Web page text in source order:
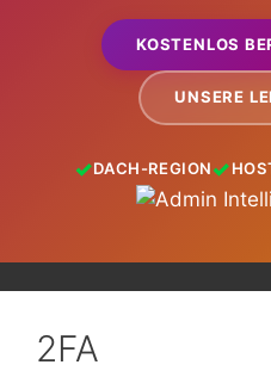
KOSTENLOS
UNSERE
DACH-REGION
2FA